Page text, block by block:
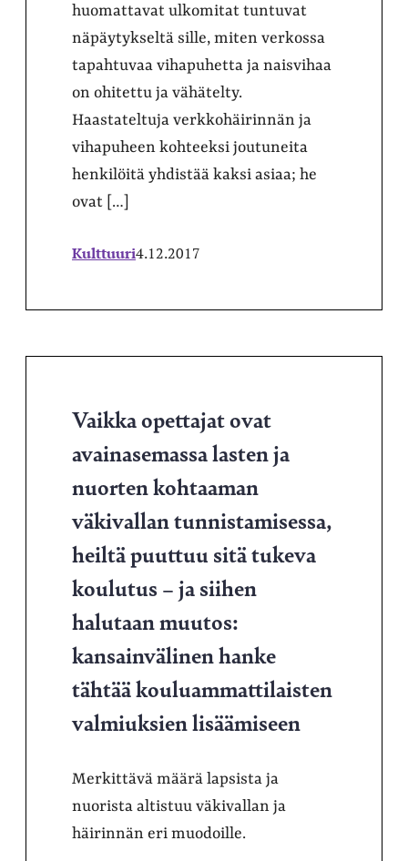
huomattavat ulkomitat tuntuvat
näpäytykseltä sille, miten verkossa
tapahtuvaa vihapuhetta ja naisvihaa
on ohitettu ja vähätelty.
Haastateltuja verkkohäirinnän ja
vihapuheen kohteeksi joutuneita
henkilöitä yhdistää kaksi asiaa; he
ovat […]
Kulttuuri4.12.2017
Vaikka opettajat ovat
avainasemassa lasten ja
nuorten kohtaaman
väkivallan tunnistamisessa,
heiltä puuttuu sitä tukeva
koulutus – ja siihen
halutaan muutos:
kansainvälinen hanke
tähtää kouluammattilaisten
valmiuksien lisäämiseen
Merkittävä määrä lapsista ja
nuorista altistuu väkivallan ja
häirinnän eri muodoille.